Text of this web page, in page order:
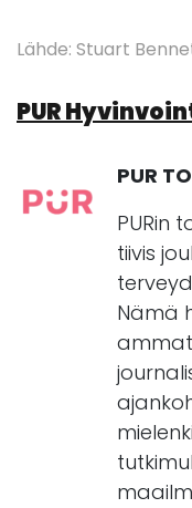
Lähde: Stuart
PUR
PUR
PURin
tiivis
Nämä